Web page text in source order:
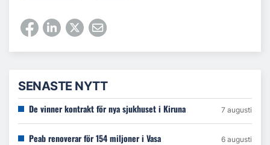
SENASTE NYTT
De vinner kontrakt för nya sjukhuset i Kiruna 7 augusti
Peab renoverar för 154 miljoner i Vasa 6 augusti